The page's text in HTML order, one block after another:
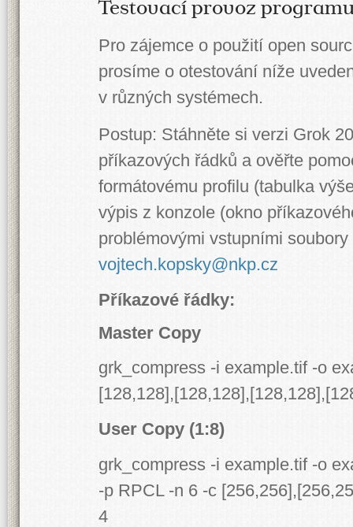
Testovací provoz
Pro zájemce o použití open
prosíme o otestování níže
v různých systémech.
Postup: Stáhněte si verzi Grok
příkazových řádků a ověřte
formátovému profilu (tabulka
výpis z konzole (okno
problémovými vstupními
vojtech.kopsky@nkp.cz
Příkazové řádky:
Master Copy
grk_compress -i example.tif -o
User Copy (1:8)
grk_compress -i example.tif -o
-p RPCL -n 6 -c
4